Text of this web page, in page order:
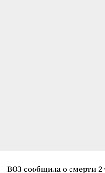
ВОЗ сообщила о смерти 2